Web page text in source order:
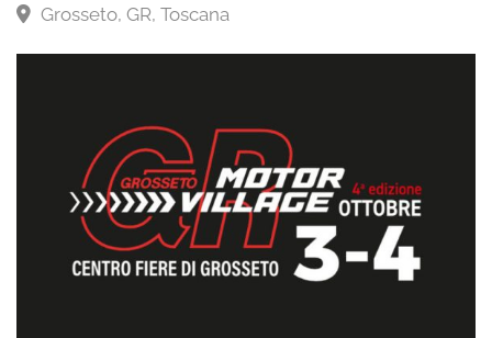
Grosseto, GR, Toscana